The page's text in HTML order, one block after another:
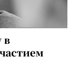
в